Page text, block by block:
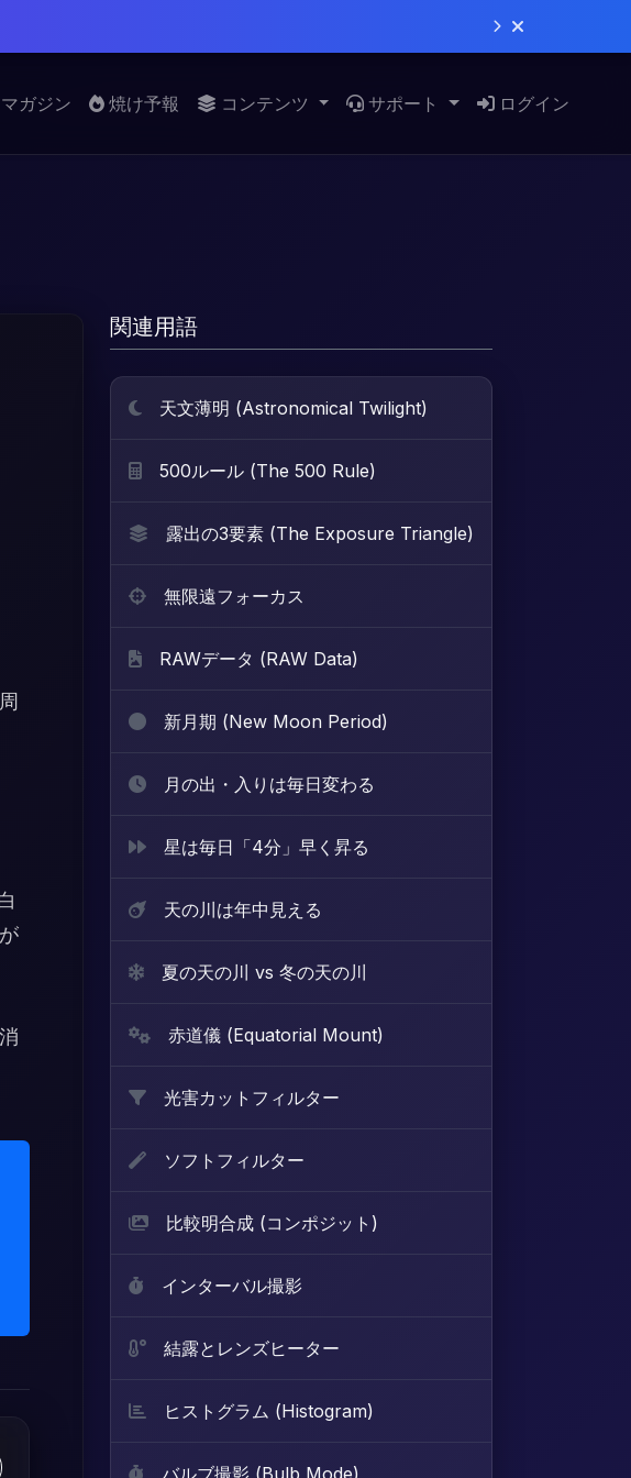
マガジン 焼け予報 コンテンツ サポート ログイン
関連用語
天文薄明 (Astronomical Twilight)
500ルール (The 500 Rule)
露出の3要素 (The Exposure Triangle)
無限遠フォーカス
RAWデータ (RAW Data)
新月期 (New Moon Period)
月の出・入りは毎日変わる
星は毎日「4分」早く昇る
天の川は年中見える
夏の天の川 vs 冬の天の川
赤道儀 (Equatorial Mount)
光害カットフィルター
ソフトフィルター
比較明合成 (コンポジット)
インターバル撮影
結露とレンズヒーター
ヒストグラム (Histogram)
バルブ撮影 (Bulb Mode)